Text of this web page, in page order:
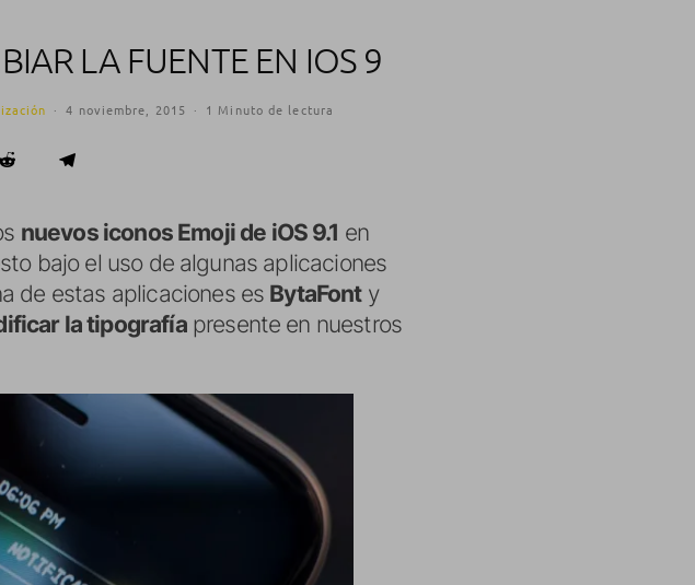
LA FUENTE EN IOS 9
· 4 noviembre, 2015 · 1 Minuto de lectura
nuevos iconos Emoji de iOS 9.1 en
bajo el uso de algunas aplicaciones
de estas aplicaciones es BytaFonty
la tipografíapresente en nuestros